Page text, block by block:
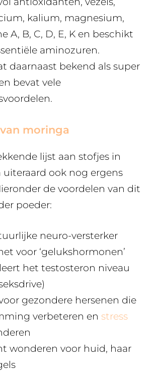
kalium, magnesium,
A, B, C, D, E, K en beschikt
aminozuren.
daarnaast bekend als super
bevat vele
moringa
lijst aan stofjes in
ook nog ergens
de voordelen van dit
poeder:
neuro-versterker
voor ‘gelukshormonen’
het testosteron niveau
gezondere hersenen die
verbeteren en stress
wonderen voor huid, haar